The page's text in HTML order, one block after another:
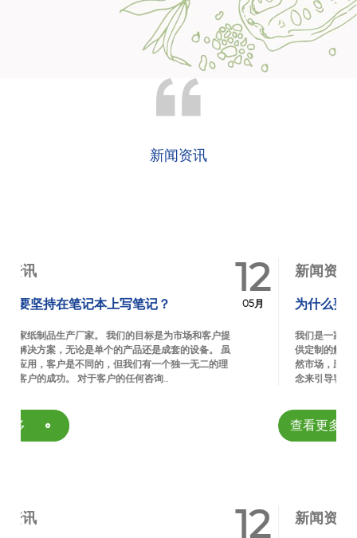
新闻资讯
客户提
备。 虽
二的理
05月 为什么要坚持在笔记本上写笔记？
我们是一家纸制品生产厂家。 我们的目标是为市场和客户提
供定制的解决方案，无论是单个的产品还是成套的设备。 虽
然市场，应用，客户是不同的，但我们有一个独一无二的理
念来引导客户的成功。 对于客户的任何咨询...